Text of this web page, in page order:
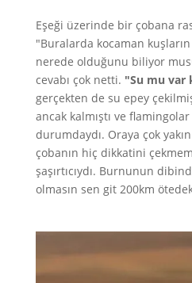
Eşeği üzerinde bir çobana
"Buralarda kocaman
nerede olduğunu biliyor
cevabı çok netti. "Su mu var
gerçekten de su epey
ancak kalmıştı ve flamingolar
durumdaydı. Oraya çok
çobanın hiç dikkatini
şaşırtıcıydı. Burnunun
olmasın sen git 200km